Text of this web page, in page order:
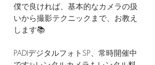
僕で良ければ、基本的なカメラの扱
いから撮影テクニックまで、お教え
します📚️
PADIデジタルフォトSP、常時開催中